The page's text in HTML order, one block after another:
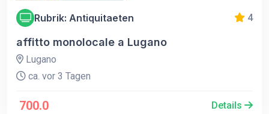
Rubrik: Antiquitaeten 4
affitto monolocale a Lugano
Lugano
ca. vor 3 Tagen
700.0 Details